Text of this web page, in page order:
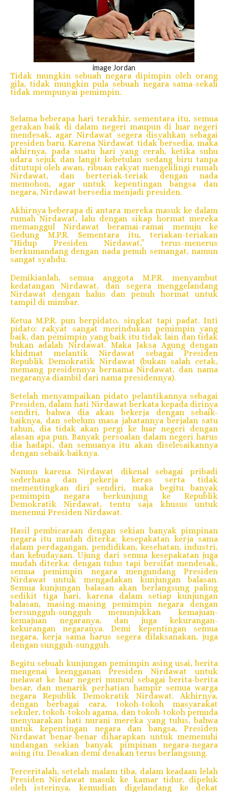
image Jordan
Tidak mungkin sebuah negara dipimpin oleh orang
gila, tidak mungkin pula sebuah negara sama-sekali
tidak mempunyai pemimpin.
Selama beberapa hari terakhir, sementara itu, semua
gerakan baik di dalam negeri maupun di luar negeri
mendesak, agar Nirdawat segera disyahkan sebagai
presiden baru. Karena Nirdawat tidak bersedia, maka
akhirnya, pada suatu hari yang cerah, ketika suhu
udara sejuk dan langit kebetulan sedang biru tanpa
ditutupi oleh awan, ribuan rakyat mengelilingi rumah
Nirdawat, dan berteriak-teriak dengan nada
memohon, agar untuk kepentingan bangsa dan
negara, Nirdawat bersedia menjadi presiden.
Akhirnya beberapa di antara mereka masuk ke dalam
rumah Nirdawat, lalu dengan sikap hormat mereka
memanggul Nirdawat beramai-ramai menuju ke
Gedung M.P.R. Sementara itu, teriakan-teriakan
“Hidup Presiden Nirdawat,” terus-menerus
berkumandang dengan nada penuh semangat, namun
sangat syahdu.
Demikianlah, semua anggota M.P.R. menyambut
kedatangan Nirdawat, dan segera menggelandang
Nirdawat dengan halus dan penuh hormat untuk
tampil di mimbar.
Ketua M.P.R. pun berpidato, singkat tapi padat. Inti
pidato: rakyat sangat merindukan pemimpin yang
baik, dan pemimpin yang baik itu tidak lain dan tidak
bukan adalah Nirdawat. Maka Jaksa Agung dengan
khidmat melantik Nirdawat sebagai Presiden
Republik Demokratik Nirdawat (bukan salah cetak,
memang presidennya bernama Nirdawat, dan nama
negaranya diambil dari nama presidennya).
Setelah menyampaikan pidato pelantikannya sebagai
Presiden, dalam hati Nirdawat berkata kepada dirinya
sendiri, bahwa dia akan bekerja dengan sebaik-
baiknya, dan sebelum masa jabatannya berjalan satu
tahun, dia tidak akan pergi ke luar negeri dengan
alasan apa pun. Banyak persoalan dalam negeri harus
dia hadapi, dan semuanya itu akan diselesaikannya
dengan sebaik-baiknya.
Namun karena Nirdawat dikenal sebagai pribadi
sederhana dan pekerja keras serta tidak
mementingkan diri sendiri, maka begitu banyak
pemimpin negara berkunjung ke Republik
Demokratik Nirdawat, tentu saja khusus untuk
menemui Presiden Nirdawat.
Hasil pembicaraan dengan sekian banyak pimpinan
negara itu mudah diterka: kesepakatan kerja sama
dalam perdagangan, pendidikan, kesehatan, industri,
dan kebudayaan. Ujung dari semua kesepakatan juga
mudah diterka: dengan tulus tapi bersifat mendesak,
semua pemimpin negara mengundang Presiden
Nirdawat untuk mengadakan kunjungan balasan.
Semua kunjungan balasan akan berlangsung paling
sedikit tiga hari, karena dalam setiap kunjungan
balasan, masing-masing pemimpin negara dengan
bersungguh-sungguh menunjukkan kemajuan-
kemajuan negaranya, dan juga kekurangan-
kekurangan negaranya. Demi kepentingan semua
negara, kerja sama harus segera dilaksanakan, juga
dengan sungguh-sungguh.
Begitu sebuah kunjungan pemimpin asing usai, berita
mengenai keengganan Presiden Nirdawat untuk
melawat ke luar negeri muncul sebagai berita-berita
besar, dan menarik perhatian hampir semua warga
negara Republik Demokratik Nirdawat. Akhirnya,
dengan berbagai cara, tokoh-tokoh masyarakat
sekuler, tokoh-tokoh agama, dan tokoh-tokoh pemuda
menyuarakan hati nurani mereka yang tulus, bahwa
untuk kepentingan negara dan bangsa, Presiden
Nirdawat benar-benar diharapkan untuk memenuhi
undangan sekian banyak pimpinan negara-negara
asing itu. Desakan demi desakan terus berlangsung.
Terceritalah, setelah malam tiba, dalam keadaan lelah
Presiden Nirdawat masuk ke kamar tidur, dipeluk
oleh isterinya, kemudian digelandang ke dekat